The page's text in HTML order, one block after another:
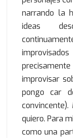
narrando la
ideas
improvisar
pongo car
quiero. Para
como una